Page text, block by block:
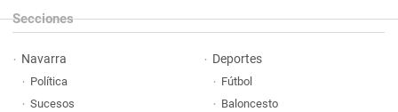
Secciones
Navarra
Política
Sucesos
Deportes
Fútbol
Baloncesto